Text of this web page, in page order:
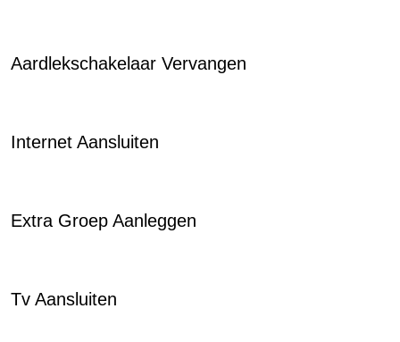
Aardlekschakelaar Vervangen
Internet Aansluiten
Extra Groep Aanleggen
Tv Aansluiten